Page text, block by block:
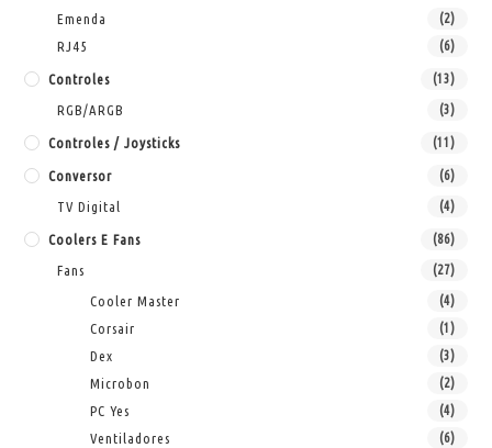
Emenda (2)
RJ45 (6)
Controles (13)
RGB/ARGB (3)
Controles / Joysticks (11)
Conversor (6)
TV Digital (4)
Coolers E Fans (86)
Fans (27)
Cooler Master (4)
Corsair (1)
Dex (3)
Microbon (2)
PC Yes (4)
Ventiladores (6)